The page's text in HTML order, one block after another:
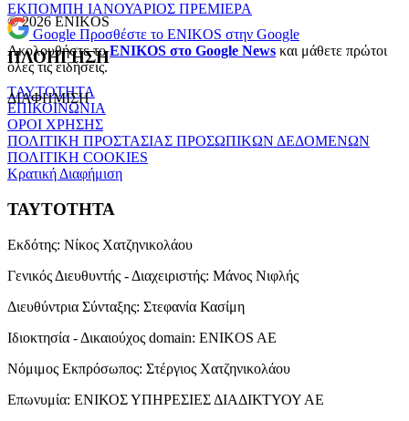
ΕΚΠΟΜΠΗ ΙΑΝΟΥΑΡΙΟΣ ΠΡΕΜΙΕΡΑ
Google Προσθέστε το ENIKOS στην Google
Ακολουθήστε τοENIKOS στο Google News και μάθετε πρώτοι
όλες τις ειδήσεις.
ΔΙΑΦΗΜΙΣΗ
© 2026 ENIKOS
ΠΛΟΗΓΗΣΗ
ΤΑΥΤΟΤΗΤΑ
ΕΠΙΚΟΙΝΩΝΙΑ
ΟΡΟΙ ΧΡΗΣΗΣ
ΠΟΛΙΤΙΚΗ ΠΡΟΣΤΑΣΙΑΣ ΠΡΟΣΩΠΙΚΩΝ ΔΕΔΟΜΕΝΩΝ
ΠΟΛΙΤΙΚΗ COOKIES
Κρατική Διαφήμιση
ΤΑΥΤΟΤΗΤΑ
Εκδότης: Νίκος Χατζηνικολάου
Γενικός Διευθυντής - Διαχειριστής: Μάνος Νιφλής
Διευθύντρια Σύνταξης: Στεφανία Κασίμη
Ιδιοκτησία - Δικαιούχος domain: ENIKOS AE
Νόμιμος Εκπρόσωπος: Στέργιος Χατζηνικολάου
Επωνυμία: ΕΝΙΚΟΣ ΥΠΗΡΕΣΙΕΣ ΔΙΑΔΙΚΤΥΟΥ ΑΕ